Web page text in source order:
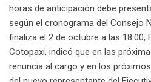
horas de anticipación debe
según el cronograma del Consejo
finaliza el 2 de octubre a las 18:00,
Cotopaxi, indicó que en las
renuncia al cargo y en los